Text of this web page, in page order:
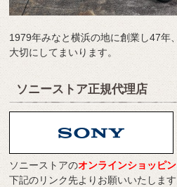
1979年みなと横浜の地に創業し47年
大切にしてまいります。
ソニーストア正規代理店
ソニーストアのオンラインショッピ
下記のリンク先よりお願いいたしま